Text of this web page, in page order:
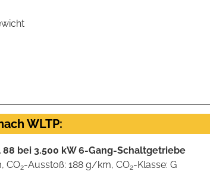
WLTP:
bei 3.500 kW 6-Gang-Schaltgetriebe
CO2-Ausstoß: 188 g/km, CO2-Klasse: G